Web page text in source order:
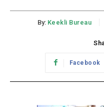
By: Keekli Bureau
Facebook